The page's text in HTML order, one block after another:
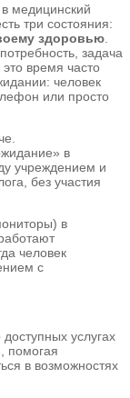
в медицинский
три состояния:
здоровью
задача
время часто
человек
или просто
в
учреждением и
без участия
в
человек
с
доступных услугах
помогая
в возможностях